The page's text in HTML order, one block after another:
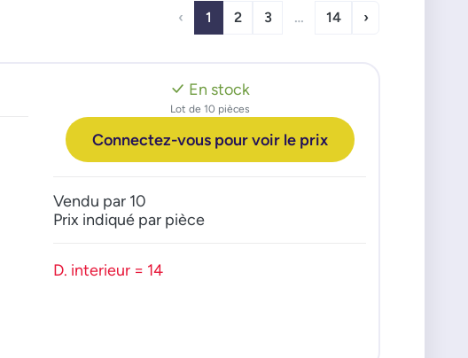
‹ 1 2 3 … 14 ›
En stock
Lot de 10 pièces
Connectez-vous pour voir le prix
Vendu par 10
Prix indiqué par pièce
D. interieur = 14